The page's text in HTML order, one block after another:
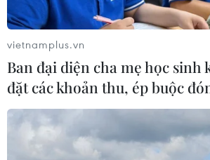
vietnamplus.vn
Ban đại diện cha mẹ học sinh
đặt các khoản thu, ép buộc